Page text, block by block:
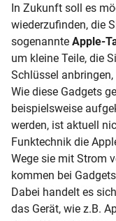
In Zukunft soll es
wiederzufinden, die
sogenannte Apple-
um kleine Teile, die
Schlüssel anbringen,
Wie diese Gadgets
beispielsweise
werden, ist aktuell
Funktechnik die
Wege sie mit Strom
kommen bei
Dabei handelt es
das Gerät, wie z.B.